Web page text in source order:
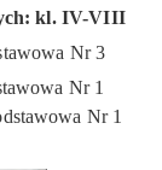
kl. IV-VIII
Nr 3
Nr 1
Nr 1